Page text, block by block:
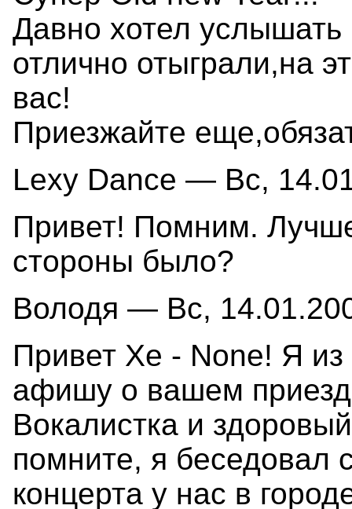
Давно хотел
отлично отыграли,на
вас!
Приезжайте
Lexy Dance — Вс,
Привет! Помним.
стороны было?
Володя — Вс,
Привет Xe - None! Я
афишу о вашем
Вокалистка и
помните, я беседовал
концерта у нас в